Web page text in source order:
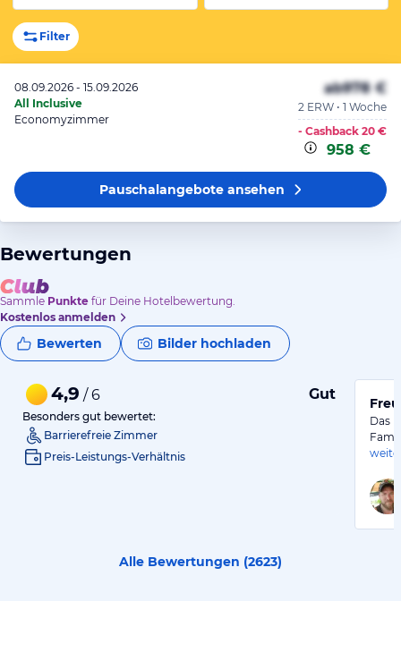
Filter
08.09.2026 - 15.09.2026
All Inclusive
Economyzimmer
ab978 €
2 ERW • 1 Woche
- Cashback 20 €
958 €
Pauschalangeboteansehen
Bewertungen
Sammle Punkte für Deine Hotelbewertung.
Kostenlos anmelden
Bewerten Bilder hochladen
4,9 / 6 Gut
Besonders gut bewertet:
Barrierefreie Zimmer
Preis-Leistungs-Verhältnis
Das
Alle Bewertungen (2623)